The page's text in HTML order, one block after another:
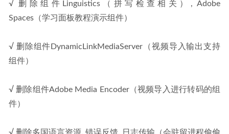
√ 删除组件Linguistics（拼写检查相关）, Adobe
Spaces（学习面板教程演示组件）
√ 删除组件DynamicLinkMediaServer（视频导入输出支持
组件）
√ 删除组件Adobe Media Encoder（视频导入进行转码的组
件）